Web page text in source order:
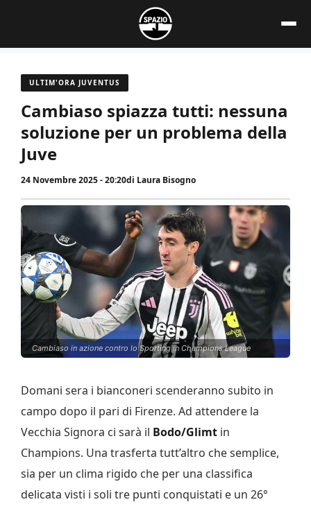
contenuto
ULTIM'ORA JUVENTUS
Cambiaso spiazza tutti: nessuna
soluzione per un problema della
Juve
24 Novembre 2025 - 20:20di Laura Bisogno
Cambiaso in azione contro lo Sporting in Champions League
Domani sera i bianconeri scenderanno subito in
campo dopo il pari di Firenze. Ad attendere la
Vecchia Signora ci sarà il Bodo/Glimt in
Champions. Una trasferta tutt’altro che semplice,
sia per un clima rigido che per una classifica
delicata visti i soli tre punti conquistati e un 26°